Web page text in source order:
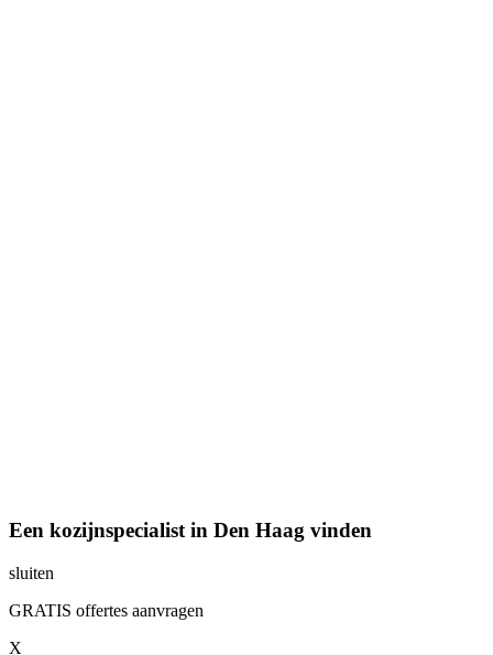
Een kozijnspecialist in Den Haag vinden
sluiten
GRATIS offertes aanvragen
X